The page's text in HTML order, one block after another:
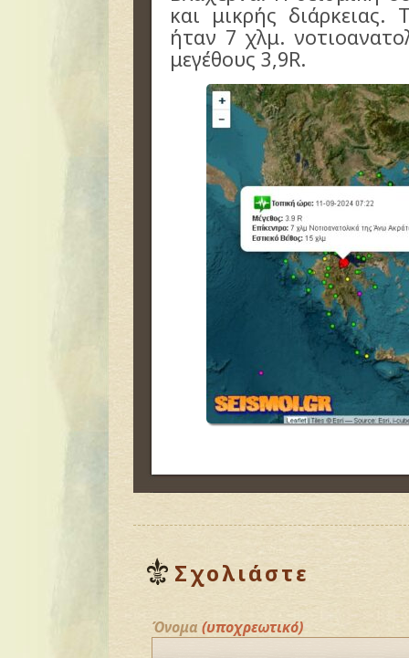
και μικρής διάρκειας.
ήταν 7 χλμ.
μεγέθους 3,9R.
Σχολιάστε
Όνομα (υποχρεωτικό)